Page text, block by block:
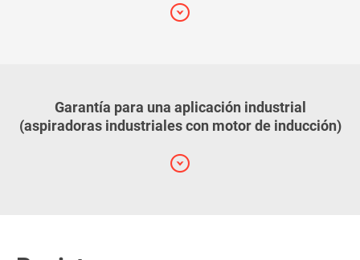
Garantía para una aplicación industrial
(aspiradoras industriales con motor de inducción)